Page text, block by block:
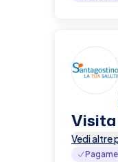
Visita
Vedi altre